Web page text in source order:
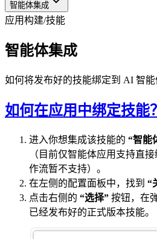
智能体集成
应用构建/技能
智能体集成
如何将发布好的技能绑定到 AI 智能
如何在应用中绑定技能？
进入你想集成该技能的 “智能
（目前仅智能体应用支持直
作流暂不支持）。
在左侧的配置面板中，找到 “
点击右侧的 “选择” 按钮，在
已经发布好的正式版本技能。